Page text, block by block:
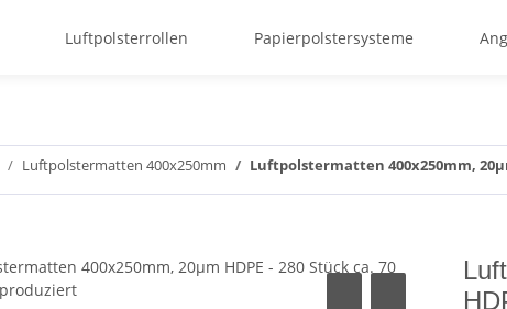
Luftpolsterrollen Papierpolstersysteme
Luftpolstermatten 400x250mm Luftpolstermatten 400x250mm,